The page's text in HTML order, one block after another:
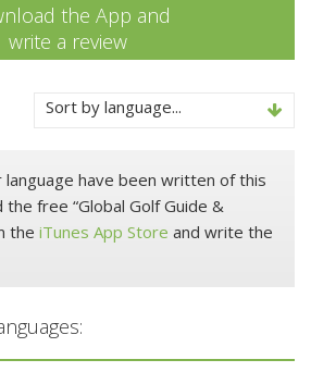
the App and
write a review
Sort by language...
language have been written of this
free “Global Golf Guide &
the iTunes App Store and write the